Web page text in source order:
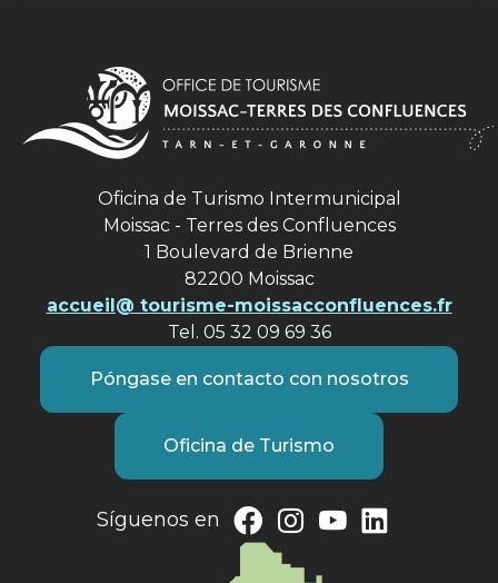
Oficina de Turismo Intermunicipal
Moissac - Terres des Confluences
1 Boulevard de Brienne
82200 Moissac
accueil@ tourisme-moissacconfluences.fr
Tel. 05 32 09 69 36
Póngase en contacto con nosotros
Oficina de Turismo
Síguenos en